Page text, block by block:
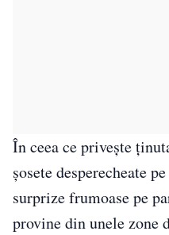
În ceea ce privește
șosete desperecheate
surprize frumoase pe
provine din unele zone